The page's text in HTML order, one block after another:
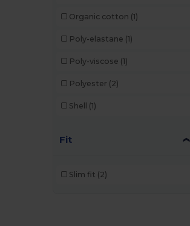
Organic cotton (1)
Poly-elastane (1)
Poly-viscose (1)
Polyester (2)
Shell (1)
Fit
Slim fit (2)